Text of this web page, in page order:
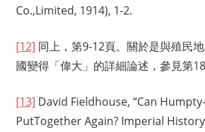
Co.,Limited, 1914), 1-2.
[12] 同上，第9-12頁。關於是與殖民
國變得「偉大」的詳細論述，參見第
[13] David Fieldhouse, “Can
PutTogether Again? Imperial